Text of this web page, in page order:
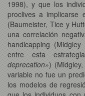
1998), y que los
proclives a implicarse
(Baumeister, Tice y
una correlación
handicapping
entre esta
deprecation»)
variable no fue un
los modelos de